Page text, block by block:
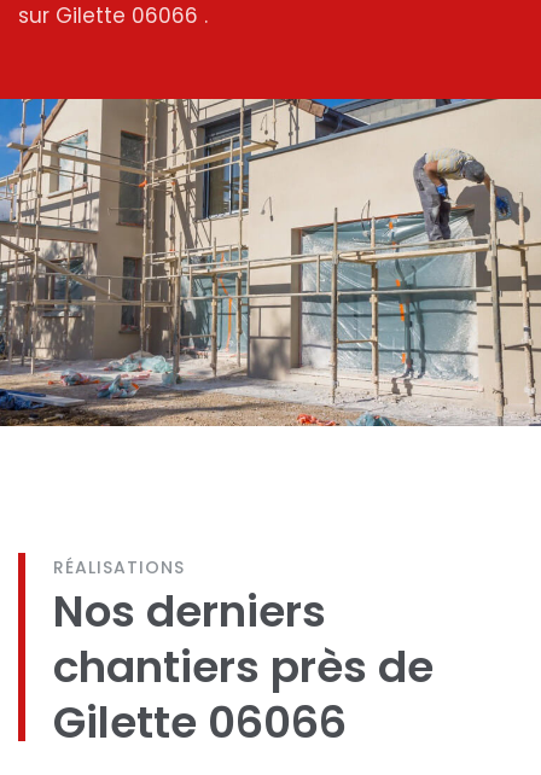
sur Gilette 06066 .
RÉALISATIONS
Nos derniers
chantiers près de
Gilette 06066